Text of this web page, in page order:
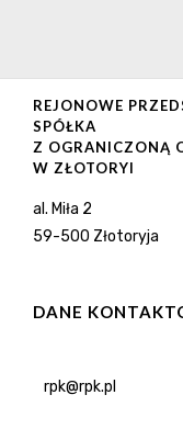
REJONOWE
SPÓŁKA
Z OGRANICZONĄ
W ZŁOTORYI
al. Miła 2
59-500 Złotoryja
DANE
rpk@rpk.pl